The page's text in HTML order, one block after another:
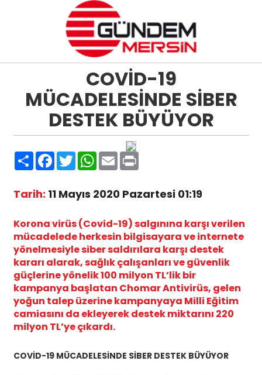
COVİD-19
MÜCADELESİNDE SİBER
DESTEK BÜYÜYOR
PaylaşFacebook
TwitterWhatsApp
EmailPrint
Tarih: 11 Mayıs 2020 Pazartesi 01:19
Korona virüs (Covid-19) salgınına karşı verilen
mücadelede herkesin bilgisayara ve internete
yönelmesiyle siber saldırılara karşı destek
kararı alarak, sağlık çalışanları ve güvenlik
güçlerine yönelik 100 milyon TL’lik bir
kampanya başlatan Chomar Antivirüs, gelen
yoğun talep üzerine kampanyaya Milli Eğitim
camiasını da ekleyerek destek miktarını 220
milyon TL’ye çıkardı.
COVİD-19 MÜCADELESİNDE SİBER DESTEK BÜYÜYOR